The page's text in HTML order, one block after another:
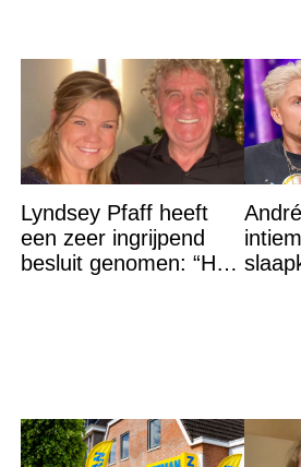
Lyndsey Pfaff heeft
een zeer ingrijpend
besluit genomen: “Het
intiem